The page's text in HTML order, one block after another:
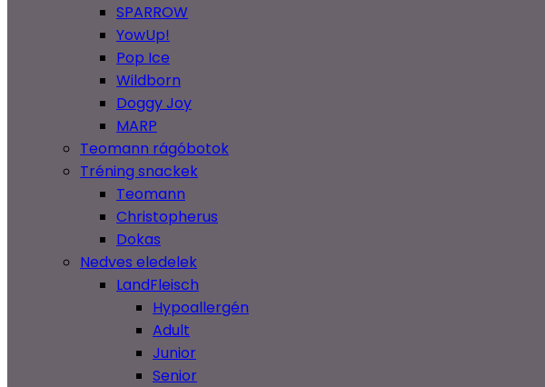
SPARROW
YowUp!
Pop Ice
Wildborn
Doggy Joy
MARP
Teomann rágóbotok
Tréning snackek
Teomann
Christopherus
Dokas
Nedves eledelek
LandFleisch
Hypoallergén
Adult
Junior
Senior